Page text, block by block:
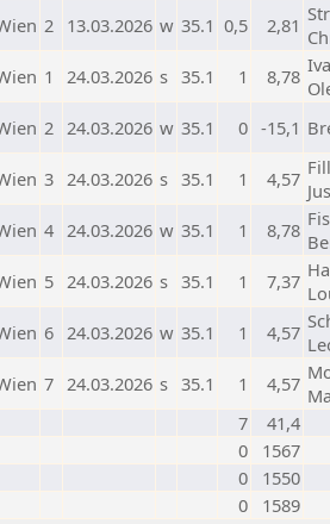
2 13.03.2026 w 35.1 0,5 2,81
1 24.03.2026 s 35.1 1 8,78
2 24.03.2026 w 35.1 0 -15,1
3 24.03.2026 s 35.1 1 4,57
4 24.03.2026 w 35.1 1 8,78
5 24.03.2026 s 35.1 1 7,37
6 24.03.2026 w 35.1 1 4,57
7 24.03.2026 s 35.1 1 4,57
7
41,4
0
1567
0
1550
0 1589